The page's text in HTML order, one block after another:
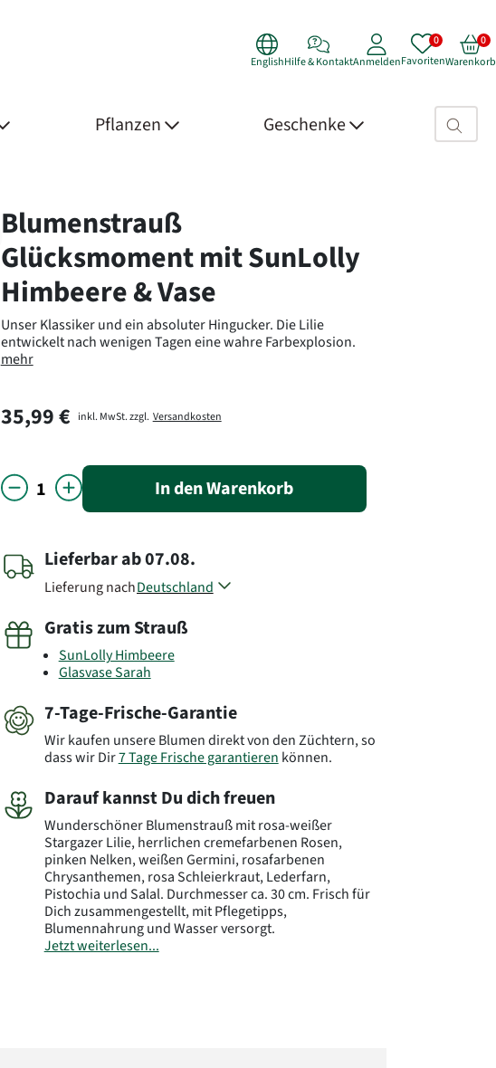
EnglishHilfe & KontaktAnmeldenFavoritenWarenkorb
Pflanzen Geschenke Suchfeld>
Product Details
Blumenstrauß
Glücksmoment mit SunLolly
Himbeere & Vase
Unser Klassiker und ein absoluter Hingucker. Die Lilie
entwickelt nach wenigen Tagen eine wahre Farbexplosion.
mehr
35,99 € inkl. MwSt. zzgl. Versandkosten
In den Warenkorb
Lieferbarab07.08.
Lieferung nachDeutschland
Belgien
Frankreich
Luxemburg
Polen
Slowenien
Tschechien
Gratis zum Strauß
SunLolly Himbeere
Glasvase Sarah
7-Tage-Frische-Garantie
Wir kaufen unsere Blumen direkt von den Züchtern, so
dass wir Dir7 Tage Frische garantieren können.
Darauf kannst Du dich freuen
Wunderschöner Blumenstrauß mit rosa-weißer
Stargazer Lilie, herrlichen cremefarbenen Rosen,
pinken Nelken, weißen Germini, rosafarbenen
Chrysanthemen, rosa Schleierkraut, Lederfarn,
Pistochia und Salal. Durchmesser ca. 30 cm. Frisch für
Dich zusammengestellt, mit Pflegetipps,
Blumennahrung und Wasser versorgt.
Jetzt weiterlesen...